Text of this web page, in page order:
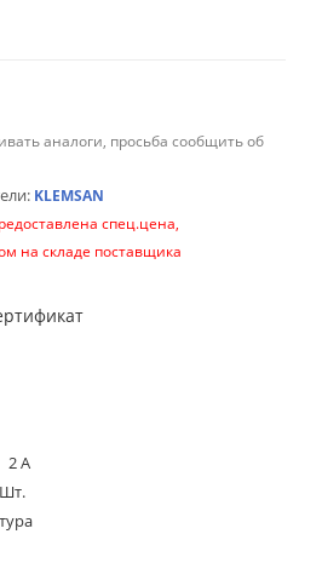
аналоги, просьба сообщить об
KLEMSAN
спец.цена,
на складе поставщика
2 A